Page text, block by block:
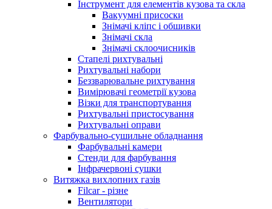
Інструмент для елементів кузова та скла
Вакуумні присоски
Знімачі кліпс і обшивки
Знімачі скла
Знімачі склоочисників
Стапелі рихтувальні
Рихтувальні набори
Беззварювальне рихтування
Вимірювачі геометрії кузова
Візки для транспортування
Рихтувальні пристосування
Рихтувальні оправи
Фарбувально-сушильне обладнання
Фарбувальні камери
Стенди для фарбування
Інфрачервоні сушки
Витяжка вихлопних газів
Filcar - різне
Вентилятори